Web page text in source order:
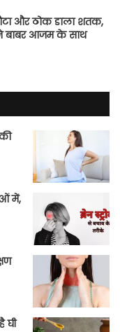
और ठोक डाला शतक,
बाबर आजम के साथ
में,
घी